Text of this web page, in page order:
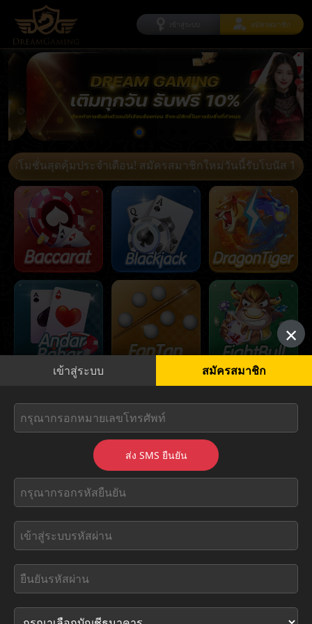
สมัครสมาชิก
รโมชั่นสุดคุ้มประจำเดือน! สมัครสมาชิกใหม่วันนี้รับโบนัส
×
เข้าสู่ระบบ สมัครสมาชิก
ส่ง SMS ยืนยัน